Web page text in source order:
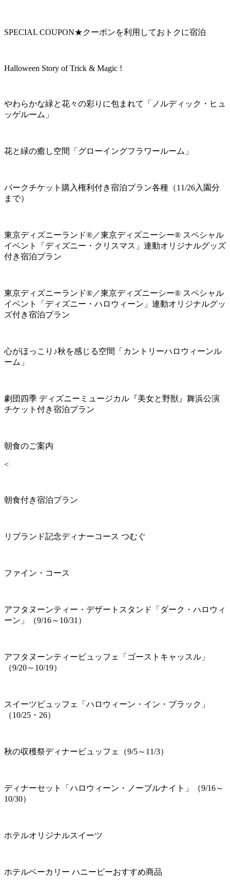
SPECIAL COUPON★クーポンを利用しておトクに宿泊
Halloween Story of Trick & Magic !
やわらかな緑と花々の彩りに包まれて「ノルディック・ヒュ
ッゲルーム」
花と緑の癒し空間「グローイングフラワールーム」
パークチケット購入権利付き宿泊プラン各種（11/26入園分
まで）
東京ディズニーランド®／東京ディズニーシー® スペシャル
イベント「ディズニー・クリスマス」連動オリジナルグッズ
付き宿泊プラン
東京ディズニーランド®／東京ディズニーシー® スペシャル
イベント「ディズニー・ハロウィーン」連動オリジナルグッ
ズ付き宿泊プラン
心がほっこり♪秋を感じる空間「カントリーハロウィーンル
ーム」
劇団四季 ディズニーミュージカル『美女と野獣』舞浜公演
チケット付き宿泊プラン
朝食のご案内
<
朝食付き宿泊プラン
リブランド記念ディナーコース つむぐ
ファイン・コース
アフタヌーンティー・デザートスタンド「ダーク・ハロウィ
ーン」（9/16～10/31）
アフタヌーンティービュッフェ「ゴーストキャッスル」
（9/20～10/19）
スイーツビュッフェ「ハロウィーン・イン・ブラック」
（10/25・26）
秋の収穫祭ディナービュッフェ（9/5～11/3）
ディナーセット「ハロウィーン・ノーブルナイト」（9/16～
10/30）
ホテルオリジナルスイーツ
ホテルベーカリー ハニービーおすすめ商品